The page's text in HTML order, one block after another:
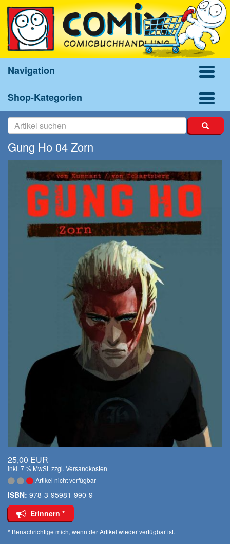
Navigation
Shop-Kategorien
Gung Ho 04 Zorn
25,00 EUR
inkl. 7 % MwSt. zzgl. Versandkosten
Artikel nicht verfügbar
ISBN: 978-3-95981-990-9
Erinnern *
* Benachrichtige mich, wenn der Artikel wieder verfügbar ist.